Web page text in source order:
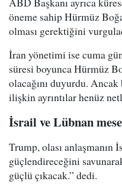
öneme sahip Hürmüz
olması gerektiğini
İran yönetimi ise cuma
süresi boyunca Hürmüz
olacağını duyurdu. Ancak
ilişkin ayrıntılar henüz
İsrail ve Lübnan
Trump, olası anlaşmanın
güçlendireceğini
güçlü çıkacak.” dedi.